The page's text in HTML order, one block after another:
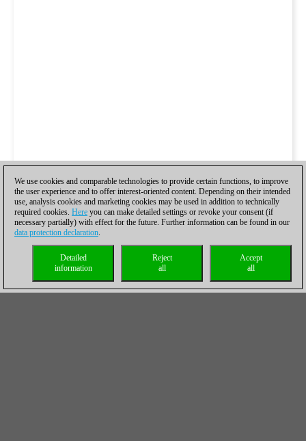
We use cookies and comparable technologies to provide certain functions, to improve
the user experience and to offer interest-oriented content. Depending on their intended
use, analysis cookies and marketing cookies may be used in addition to technically
required cookies. Here you can make detailed settings or revoke your consent (if
necessary partially) with effect for the future. Further information can be found in our
data protection declaration.
Accept
all
Reject
all
Detailed
information